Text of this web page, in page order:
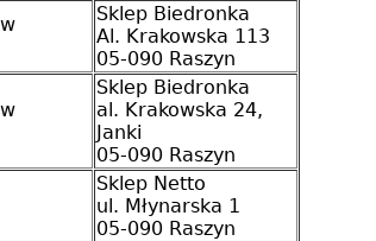
Sklep Biedronka
Al. Krakowska 113
05-090 Raszyn
Sklep Biedronka
al. Krakowska 24,
Janki
05-090 Raszyn
Sklep Netto
ul. Młynarska 1
05-090 Raszyn